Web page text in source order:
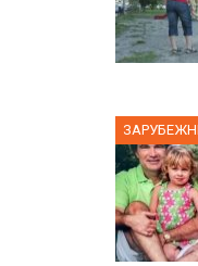
собрал 200